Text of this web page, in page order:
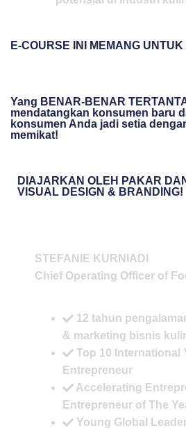
E-COURSE INI MEMANG
Yang BENAR-BENAR
mendatangkan konsumen baru
konsumen Anda jadi setia
memikat!
DIAJARKAN OLEH PAKAR
VISUAL DESIGN & BRANDING!
STEFANIE KURNIADI
Chief Operating Officer of
12 tahun
& marketing bisnis
Top 10 International
Entrepreneur
Accelerating
Entrepreneur of The
Young Global